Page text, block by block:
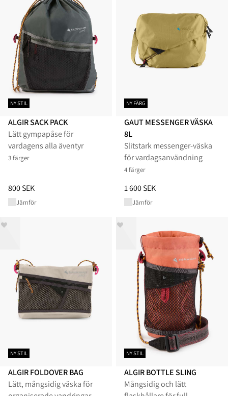
NY STIL
ALGIR SACK PACK
Lätt gympapåse för
vardagens alla äventyr
3 färger
Pris:800 SEK, sänkt från 800 SEK
800 SEK
Jämför
NY FÄRG
GAUT MESSENGER VÄSKA
8L
Slitstark messenger-väska
för vardagsanvändning
4 färger
Pris:1 600 SEK, sänkt från 1
1 600 SEK
Jämför
NY STIL
ALGIR FOLDOVER BAG
Lätt, mångsidig väska för
NY STIL
ALGIR BOTTLE SLING
Mångsidig och lätt